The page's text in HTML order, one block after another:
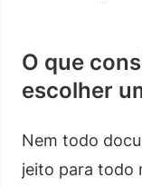
O que
escolher
Nem todo
jeito para todo